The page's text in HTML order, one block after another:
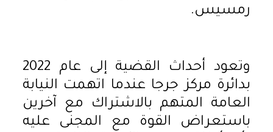
رمسيس.
وتعود أحداث القضية إلى عام 2022
بدائرة مركز جرجا عندما اتهمت النيابة
العامة المتهم بالاشتراك مع آخرين
باستعراض القوة مع المجنى عليه